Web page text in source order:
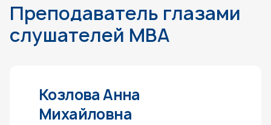
Преподаватель глазами
слушателей MBA
Козлова Анна
Михайловна